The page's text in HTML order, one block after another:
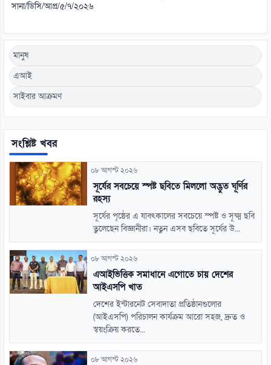
সানা/ডিসি/আপ্র/৫/৭/২০২৬
মানুষ
এআই
সাইবার আক্রমণ
সংশ্লিষ্ট খবর
০৮ আগস্ট ২০২৬
সূর্যের সবচেয়ে স্পষ্ট ছবিতে মিললো অদ্ভুত ঘূর্ণির
রহস্য
সূর্যের পৃষ্ঠের এ যাবৎকালের সবচেয়ে স্পষ্ট ও সূক্ষ্ম ছবি
তুলেছেন বিজ্ঞানীরা। নতুন এসব ছবিতে সূর্যের উ...
০৮ আগস্ট ২০২৬
এআইভিত্তিক সমাধানে এগোতে চায় দেশের
আইএসপি খাত
দেশের ইন্টারনেট সেবাদাতা প্রতিষ্ঠানগুলোর
(আইএসপি) পরিচালন কার্যক্রম আরো সহজ, দ্রুত ও
স্বয়ংক্রিয় করতে...
০৮ আগস্ট ২০২৬